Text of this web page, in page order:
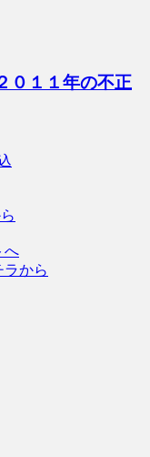
０１１年の不正
から